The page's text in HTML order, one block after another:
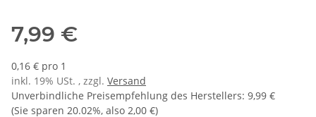
7,99 €
0,16 € pro 1
inkl. 19% USt. , zzgl. Versand
Unverbindliche Preisempfehlung des Herstellers: 9,99 €
(Sie sparen 20.02%, also 2,00 €)